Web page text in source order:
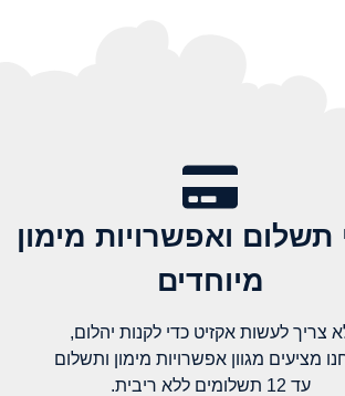
תשלום ואפשרויות מימון
מיוחדים
צריך לעשות אקזיט כדי לקנות יהלום,
מציעים מגוון אפשרויות מימון ותשלום
עד 12 תשלומים ללא ריבית.